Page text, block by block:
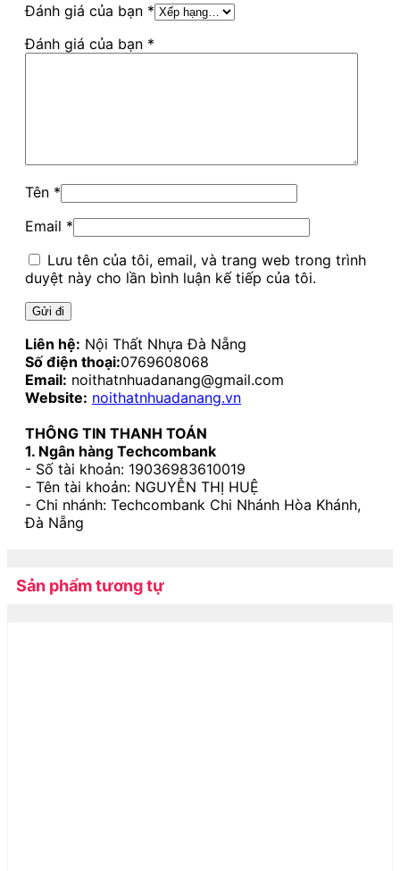
Đánh giá của bạn *
Đánh giá của bạn *
Tên *
Email *
Lưu tên của tôi, email, và trang web trong trình
duyệt này cho lần bình luận kế tiếp của tôi.
Liên hệ: Nội Thất Nhựa Đà Nẵng
Số điện thoại:0769608068
Email: noithatnhuadanang@gmail.com
Website: noithatnhuadanang.vn
THÔNG TIN THANH TOÁN
1. Ngân hàng Techcombank
- Số tài khoản: 19036983610019
- Tên tài khoản: NGUYỄN THỊ HUỆ
- Chi nhánh: Techcombank Chi Nhánh Hòa Khánh,
Đà Nẵng
Sản phẩm tương tự